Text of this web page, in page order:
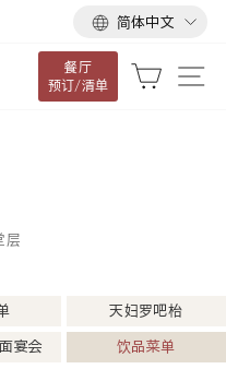
语
言
简体中文
餐厅
预订/清单
大车
层
天妇罗吧枱
宴会 饮品菜单